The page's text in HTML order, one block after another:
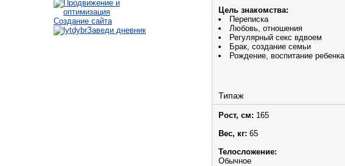
Создание сайта
Заведи дневник
Цель знакомства:
Переписка
Любовь, отношения
Регулярный секс вдвоем
Брак, создание семьи
Рождение, воспитание ребенка
Типаж
Рост, см: 165
Вес, кг: 65
Телосложение:
Обычное